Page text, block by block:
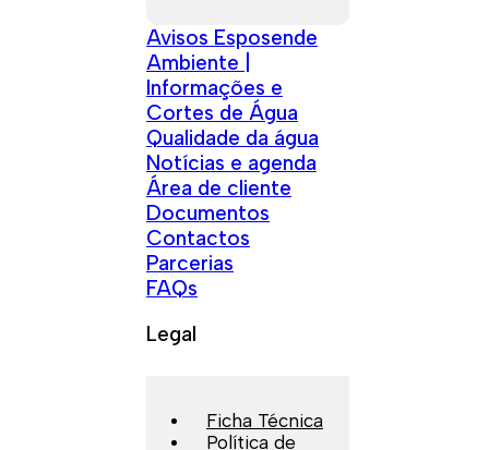
Avisos Esposende
Ambiente |
Informações e
Cortes de Água
Qualidade da água
Notícias e agenda
Área de cliente
Documentos
Contactos
Parcerias
FAQs
Legal
Ficha Técnica
Política de